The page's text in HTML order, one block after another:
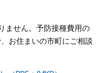
ません。予防接種費用の
お住まいの市町にご相談